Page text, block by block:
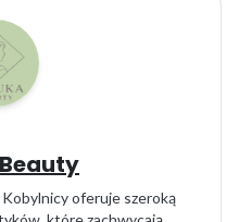
oferuje szeroką